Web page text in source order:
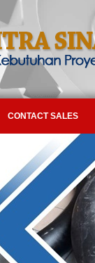
CONTACT SALES